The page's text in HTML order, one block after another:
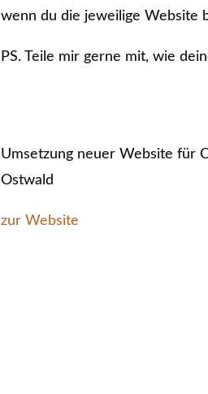
wenn du die jeweilige Website
PS. Teile mir gerne mit, wie
Umsetzung neuer Website für
Ostwald
zur Website